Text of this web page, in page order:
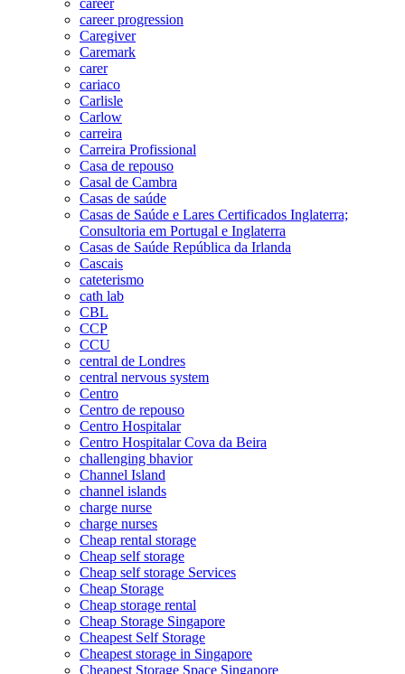
career progression
Caregiver
Caremark
carer
cariaco
Carlisle
Carlow
carreira
Carreira Profissional
Casa de repouso
Casal de Cambra
Casas de saúde
Casas de Saúde e Lares Certificados Inglaterra;
Consultoria em Portugal e Inglaterra
Casas de Saúde República da Irlanda
Cascais
cateterismo
cath lab
CBL
CCP
CCU
central de Londres
central nervous system
Centro
Centro de repouso
Centro Hospitalar
Centro Hospitalar Cova da Beira
challenging bhavior
Channel Island
channel islands
charge nurse
charge nurses
Cheap rental storage
Cheap self storage
Cheap self storage Services
Cheap Storage
Cheap storage rental
Cheap Storage Singapore
Cheapest Self Storage
Cheapest storage in Singapore
Cheapest Storage Space Singapore